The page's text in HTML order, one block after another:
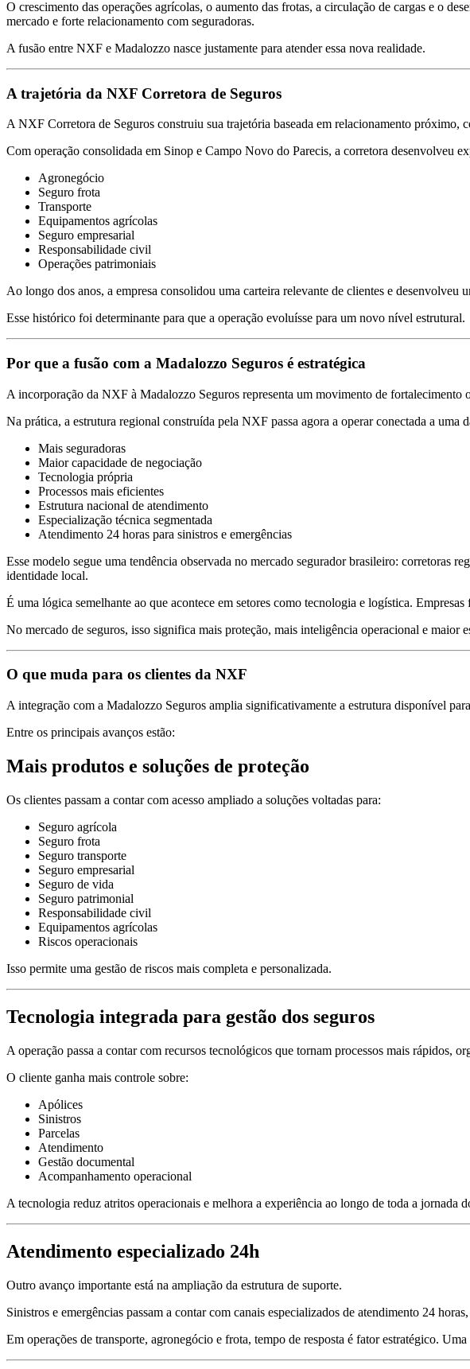
O crescimento das operações agrícolas, o aumento das frotas, a circulação de cargas e o
mercado e forte relacionamento com seguradoras.
A fusão entre NXF e Madalozzo nasce justamente para atender essa nova realidade.
A trajetória da NXF Corretora de Seguros
A NXF Corretora de Seguros construiu sua trajetória baseada em relacionamento próximo,
Com operação consolidada em Sinop e Campo Novo do Parecis, a corretora desenvolveu
Agronegócio
Seguro frota
Transporte
Equipamentos agrícolas
Seguro empresarial
Responsabilidade civil
Operações patrimoniais
Ao longo dos anos, a empresa consolidou uma carteira relevante de clientes e desenvolveu
Esse histórico foi determinante para que a operação evoluísse para um novo nível estrutural.
Por que a fusão com a Madalozzo Seguros é estratégica
A incorporação da NXF à Madalozzo Seguros representa um movimento de fortalecimento
Na prática, a estrutura regional construída pela NXF passa agora a operar conectada a uma
Mais seguradoras
Maior capacidade de negociação
Tecnologia própria
Processos mais eficientes
Estrutura nacional de atendimento
Especialização técnica segmentada
Atendimento 24 horas para sinistros e emergências
Esse modelo segue uma tendência observada no mercado segurador brasileiro: corretoras
identidade local.
É uma lógica semelhante ao que acontece em setores como tecnologia e logística.
No mercado de seguros, isso significa mais proteção, mais inteligência operacional e maior
O que muda para os clientes da NXF
A integração com a Madalozzo Seguros amplia significativamente a estrutura disponível
Entre os principais avanços estão:
Mais produtos e soluções de proteção
Os clientes passam a contar com acesso ampliado a soluções voltadas para:
Seguro agrícola
Seguro frota
Seguro transporte
Seguro empresarial
Seguro de vida
Seguro patrimonial
Responsabilidade civil
Equipamentos agrícolas
Riscos operacionais
Isso permite uma gestão de riscos mais completa e personalizada.
Tecnologia integrada para gestão dos seguros
A operação passa a contar com recursos tecnológicos que tornam processos mais rápidos,
O cliente ganha mais controle sobre:
Apólices
Sinistros
Parcelas
Atendimento
Gestão documental
Acompanhamento operacional
A tecnologia reduz atritos operacionais e melhora a experiência ao longo de toda a jornada
Atendimento especializado 24h
Outro avanço importante está na ampliação da estrutura de suporte.
Sinistros e emergências passam a contar com canais especializados de atendimento 24
Em operações de transporte, agronegócio e frota, tempo de resposta é fator estratégico.